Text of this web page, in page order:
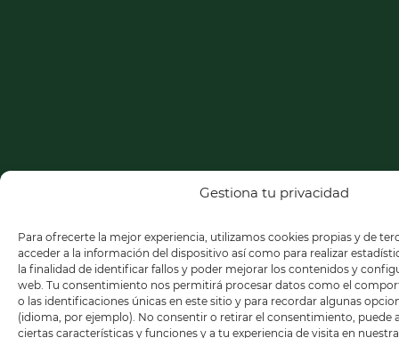
Gestiona tu privacidad
Para ofrecerte la mejor experiencia, utilizamos cookies propias y de
acceder a la información del dispositivo así como para realizar
la finalidad de identificar fallos y poder mejorar los contenidos y
web. Tu consentimiento nos permitirá procesar datos como el
o las identificaciones únicas en este sitio y para recordar algunas
(idioma, por ejemplo). No consentir o retirar el consentimiento, puede
ciertas características y funciones y a tu experiencia de visita en